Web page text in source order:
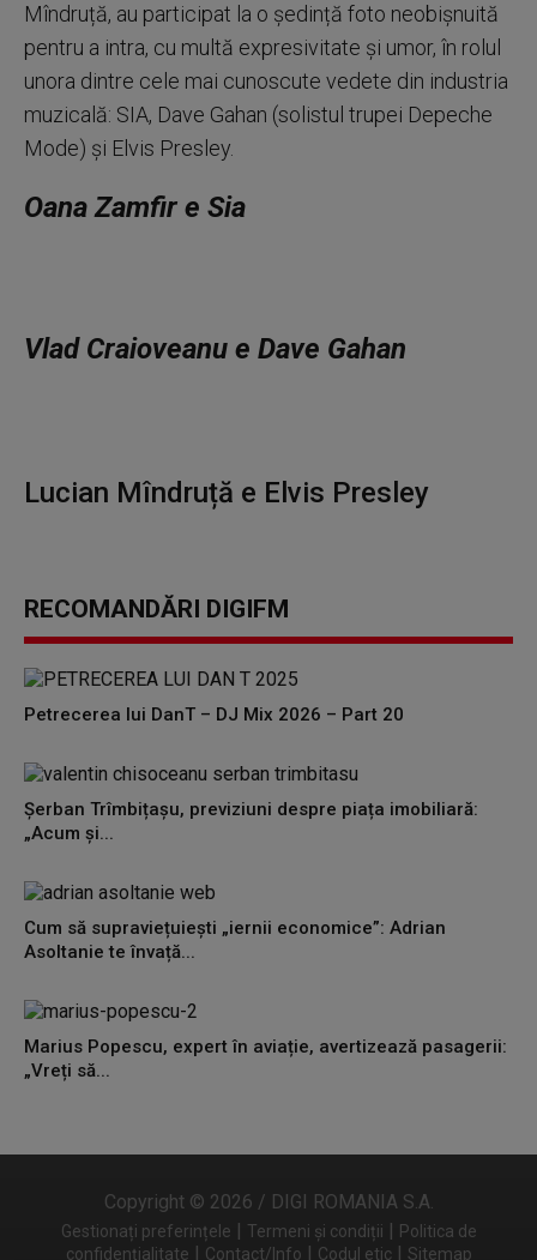
Mîndruță, au participat la o ședință foto neobișnuită
pentru a intra, cu multă expresivitate și umor, în rolul
unora dintre cele mai cunoscute vedete din industria
muzicală: SIA, Dave Gahan (solistul trupei Depeche
Mode) și Elvis Presley.
Oana Zamfir e Sia
Vlad Craioveanu e Dave Gahan
Lucian Mîndruță e Elvis Presley
RECOMANDĂRI DIGIFM
Petrecerea lui DanT – DJ Mix 2026 – Part 20
Șerban Trîmbițașu, previziuni despre piața imobiliară:
„Acum și...
Cum să supraviețuiești „iernii economice”: Adrian
Asoltanie te învață...
Marius Popescu, expert în aviație, avertizează pasagerii:
„Vreți să...
Copyright © 2026 / DIGI ROMANIA S.A.
Gestionați preferințele | Termeni și condiții | Politica de
confidențialitate | Contact/Info | Codul etic | Sitemap